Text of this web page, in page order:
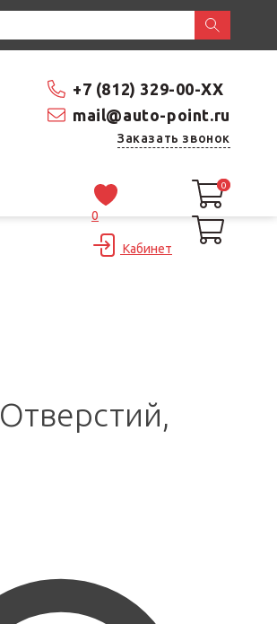
+7 (812) 329-00-XX
mail@auto-point.ru
Заказать звонок
0
Кабинет
0
0